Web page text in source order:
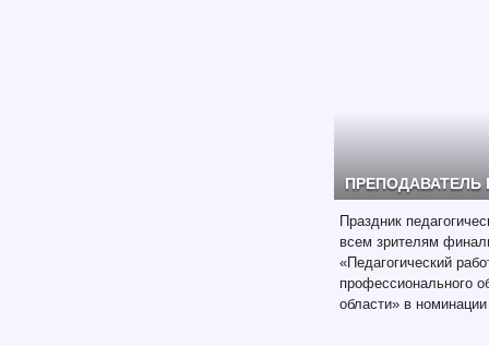
ПРЕПОДАВАТЕЛЬ
Праздник
всем зрителям
«Педагогический
профессионального
области» в